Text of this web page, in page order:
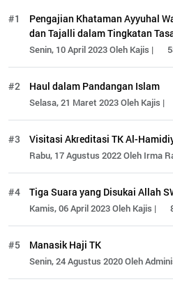
#1
Pengajian Khataman Ayyuhal
dan Tajalli dalam Tingkatan
Senin, 10 April 2023 Oleh Kajis |
#2 Haul dalam Pandangan Islam
Selasa, 21 Maret 2023 Oleh Kajis |
#3 Visitasi Akreditasi TK Al-
Rabu, 17 Agustus 2022 Oleh Irma
#4 Tiga Suara yang Disukai Allah
Kamis, 06 April 2023 Oleh Kajis |
#5 Manasik Haji TK
Senin, 24 Agustus 2020 Oleh